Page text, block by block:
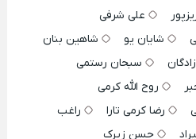
علی شرفی
شایان یو
شاهین بنان
سبحان رستمی
روح الله کرمی
رضا کرمی تارا
راغب
حسن زیرک